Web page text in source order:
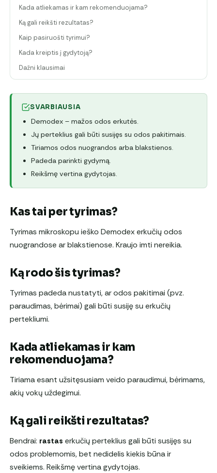
Kada atliekamas ir kam rekomenduojama?
Ką gali reikšti rezultatas?
Kaip pasiruošti tyrimui?
Kada kreiptis į gydytoją?
Dažni klausimai
SVARBIAUSIA
Demodex – mažos odos erkutės.
Jų perteklius gali būti susijęs su odos pakitimais.
Tiriamos odos nuograndos arba blakstienos.
Padeda parinkti gydymą.
Reikšmę vertina gydytojas.
Kas tai per tyrimas?
Tyrimas mikroskopu ieško Demodex erkučių odos
nuograndose ar blakstienose. Kraujo imti nereikia.
Ką rodo šis tyrimas?
Tyrimas padeda nustatyti, ar odos pakitimai (pvz.
paraudimas, bėrimai) gali būti susiję su erkučių
pertekliumi.
Kada atliekamas ir kam
rekomenduojama?
Tiriama esant užsitęsusiam veido paraudimui, bėrimams,
akių vokų uždegimui.
Ką gali reikšti rezultatas?
Bendrai: rastas erkučių perteklius gali būti susijęs su
odos problemomis, bet nedidelis kiekis būna ir
sveikiems. Reikšmę vertina gydytojas.